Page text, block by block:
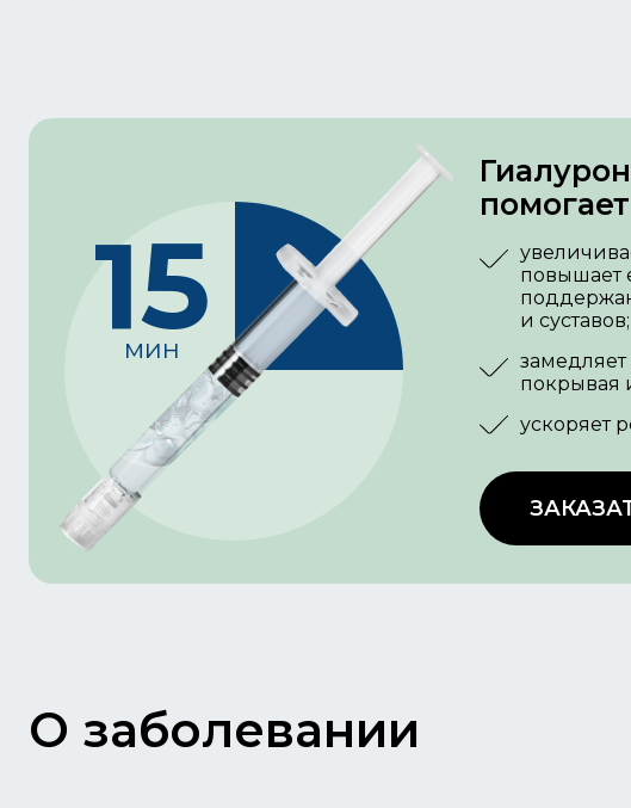
15
мин
повышает
и суставов;
покрывая
ускоряет
О заболевании